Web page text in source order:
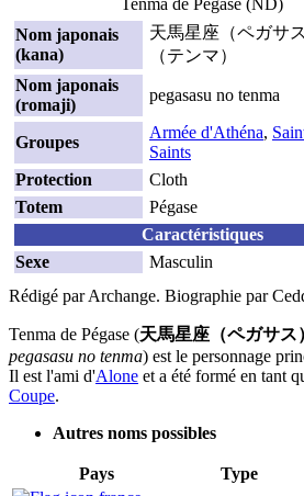
Nom japonais
(kana)
天馬星座（ペガサ
（テンマ）
Nom japonais
(romaji)
pegasasu no tenma
Groupes
Armée d'Athéna,
Saints
Protection
Cloth
Totem
Pégase
Caractéristiques
Sexe
Masculin
Rédigé par Archange. Biographie par
Tenma de Pégase (天馬星座（ペガサス
pegasasu no tenma) est le personnage
Il est l'ami d'Alone et a été formé en tant
Coupe.
Autres noms possibles
Pays Type